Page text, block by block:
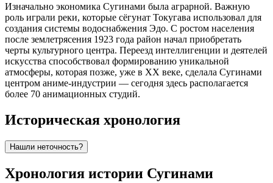
Изначально экономика Сугинами была аграрной. Важную
роль играли реки, которые сёгунат Токугава использовал для
создания системы водоснабжения Эдо. С ростом населения
после землетрясения 1923 года район начал приобретать
черты культурного центра. Переезд интеллигенции и деятелей
искусства способствовал формированию уникальной
атмосферы, которая позже, уже в XX веке, сделала Сугинами
центром аниме-индустрии — сегодня здесь располагается
более 70 анимационных студий.
Историческая хронология
Нашли неточность?
Хронология истории Сугинами